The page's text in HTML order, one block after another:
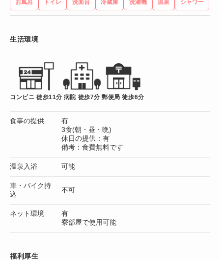
お風呂 トイレ 洗面台 冷蔵庫 洗濯機 温泉 シャワー
生活環境
コンビニ 徒歩11分 病院 徒歩7分 郵便局 徒歩6分
食事の提供
有
3食(朝・昼・晩)
休日の提供：有
備考：食費無料です
温泉入浴 可能
車・バイク持
込
不可
ネット環境
有
寮部屋で使用可能
福利厚生